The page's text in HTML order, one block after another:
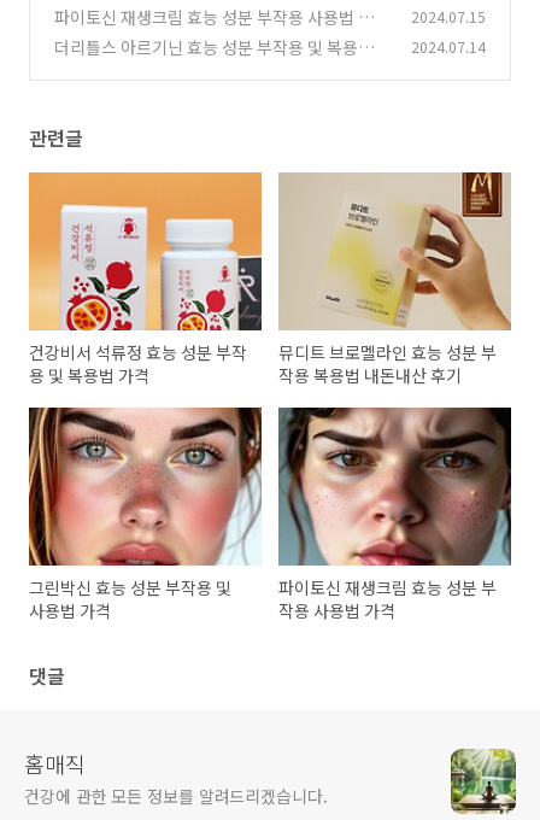
파이토신 재생크림 효능 성분 부작용 사용법 가격
(5)
2024.07.15
더리틀스 아르기닌 효능 성분 부작용 및 복용법
2024.07.14
관련글
건강비서 석류정 효능 성분 부작
용 및 복용법 가격
뮤디트 브로멜라인 효능 성분 부
작용 복용법 내돈내산 후기
그린박신 효능 성분 부작용 및
사용법 가격
파이토신 재생크림 효능 성분 부
작용 사용법 가격
댓글
홈매직
건강에 관한 모든 정보를 알려드리겠습니다.